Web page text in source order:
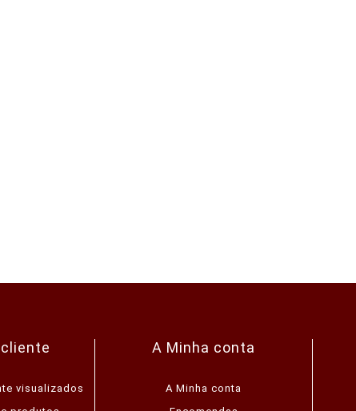
visualizados
A Minha conta
A Minha conta